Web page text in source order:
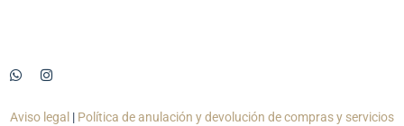
Aviso legal | Política de anulación y devolución de compras y servicios